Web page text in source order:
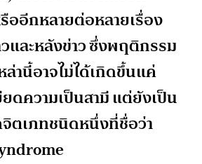
ออีกหลายต่อหลายเรื่อง
และหลังข่าว ซึ่งพฤติกรรม
านี้อาจไม่ได้เกิดขึ้นแค่
ดความเป็นสามี แต่ยังเป็น
จิตเภทชนิดหนึ่งที่ชื่อว่า